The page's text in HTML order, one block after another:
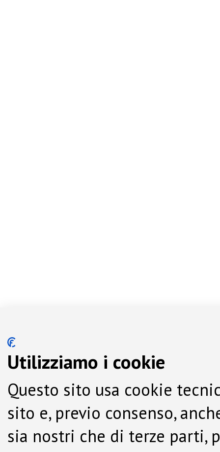
Utilizziamo i cookie
Questo sito usa cookie
sito e, previo consenso,
sia nostri che di terze parti,